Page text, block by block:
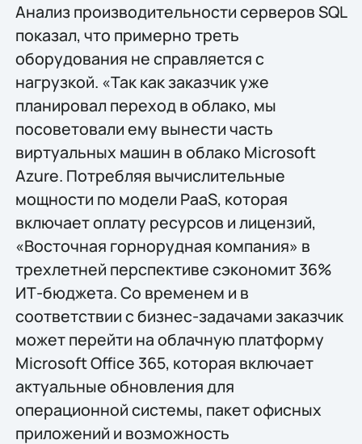
Анализ производительности серверов SQL
показал, что примерно треть
оборудования не справляется с
нагрузкой. «Так как заказчик уже
планировал переход в облако, мы
посоветовали ему вынести часть
виртуальных машин в облако Microsoft
Azure. Потребляя вычислительные
мощности по модели PaaS, которая
включает оплату ресурсов и лицензий,
«Восточная горнорудная компания» в
трехлетней перспективе сэкономит 36%
ИТ-бюджета. Со временем и в
соответствии с бизнес-задачами заказчик
может перейти на облачную платформу
Microsoft Office 365, которая включает
актуальные обновления для
операционной системы, пакет офисных
приложений и возможность